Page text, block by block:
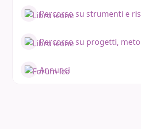
Percorso su strumenti e
Percorso su progetti,
Annunci